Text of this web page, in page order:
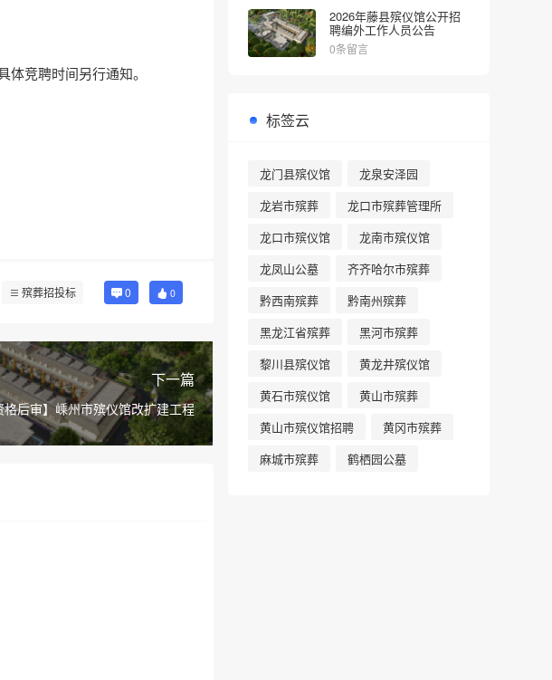
竞聘时间另行通知。
殡葬招投标 0 0
下一篇
格后审】嵊州市殡仪馆改扩建工程
2026年藤县殡仪馆公开招
聘编外工作人员公告
0条留言
标签云
龙门县殡仪馆
龙泉安泽园
龙岩市殡葬
龙口市殡葬管理所
龙口市殡仪馆
龙南市殡仪馆
龙凤山公墓
齐齐哈尔市殡葬
黔西南殡葬
黔南州殡葬
黑龙江省殡葬
黑河市殡葬
黎川县殡仪馆
黄龙井殡仪馆
黄石市殡仪馆
黄山市殡葬
黄山市殡仪馆招聘
黄冈市殡葬
麻城市殡葬
鹤栖园公墓